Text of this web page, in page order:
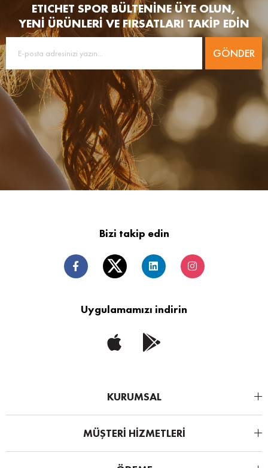
ETICHET SPOR BÜLTENİNE ÜYE OLUN,
YENİ ÜRÜNLERİ VE FIRSATLARI TAKİP EDİN
GÖNDER
Bizi takip edin
Uygulamamızı indirin
KURUMSAL
MÜŞTERİ HİZMETLERİ